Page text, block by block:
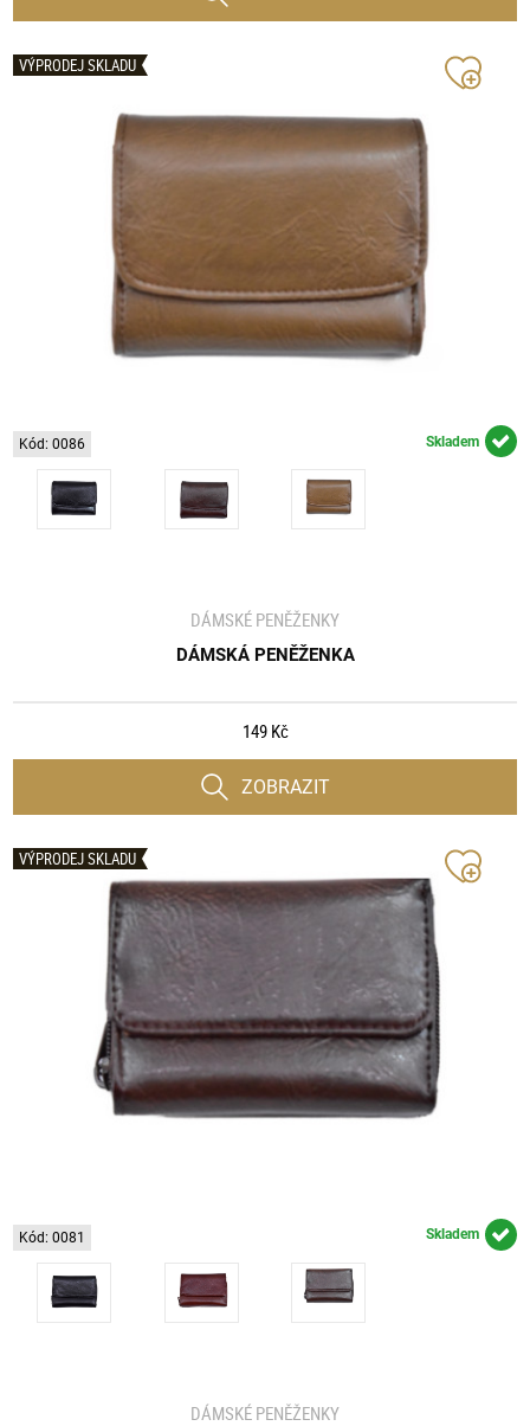
VÝPRODEJ SKLADU
Kód: 0086 Skladem
DÁMSKÉ PENĚŽENKY
DÁMSKÁ PENĚŽENKA
149 Kč
ZOBRAZIT
VÝPRODEJ SKLADU
Kód: 0081 Skladem
DÁMSKÉ PENĚŽENKY